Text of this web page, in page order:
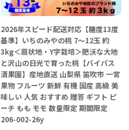
2026年スピード配送対応【糖度13度
基準】いちのみやの桃 7〜12玉 約
3kg＜扇状地・Y字栽培＞肥沃な大地
と沢山の日光で育った桃【バイパス
清果園】産地直送 山梨県 笛吹市 一宮
果物 フルーツ 新鮮 有機 国産 高級 美
味しい 人気 おすすめ 贈答 ギフト ピ
ーチ もも モモ 数量限定 期間限定
206-002-26y